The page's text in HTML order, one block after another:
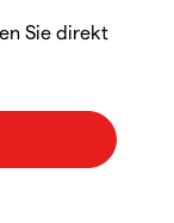
Sie direkt